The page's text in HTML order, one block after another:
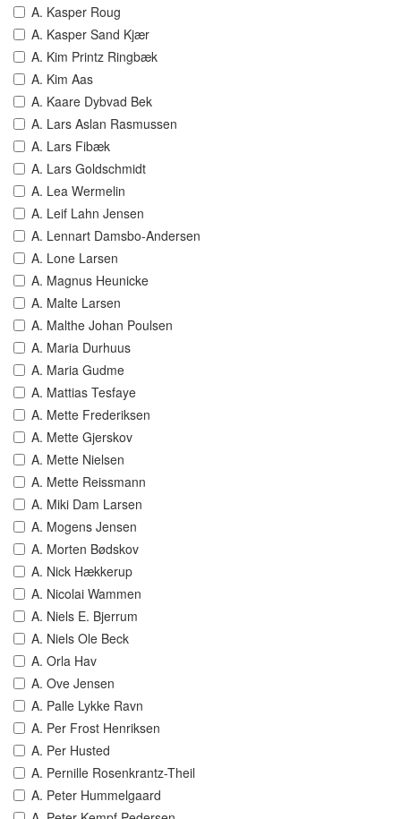
A. Kasper Roug
A. Kasper Sand Kjær
A. Kim Printz Ringbæk
A. Kim Aas
A. Kaare Dybvad Bek
A. Lars Aslan Rasmussen
A. Lars Fibæk
A. Lars Goldschmidt
A. Lea Wermelin
A. Leif Lahn Jensen
A. Lennart Damsbo-Andersen
A. Lone Larsen
A. Magnus Heunicke
A. Malte Larsen
A. Malthe Johan Poulsen
A. Maria Durhuus
A. Maria Gudme
A. Mattias Tesfaye
A. Mette Frederiksen
A. Mette Gjerskov
A. Mette Nielsen
A. Mette Reissmann
A. Miki Dam Larsen
A. Mogens Jensen
A. Morten Bødskov
A. Nick Hækkerup
A. Nicolai Wammen
A. Niels E. Bjerrum
A. Niels Ole Beck
A. Orla Hav
A. Ove Jensen
A. Palle Lykke Ravn
A. Per Frost Henriksen
A. Per Husted
A. Pernille Rosenkrantz-Theil
A. Peter Hummelgaard